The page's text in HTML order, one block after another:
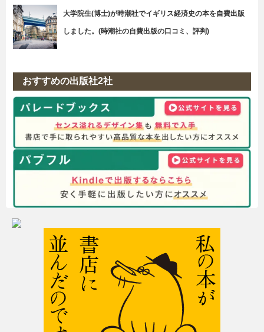
大学院生(博士)が時潮社でイギリス経済史の本を自費出版
しました。(時潮社の自費出版の口コミ、評判)
おすすめの出版社2社